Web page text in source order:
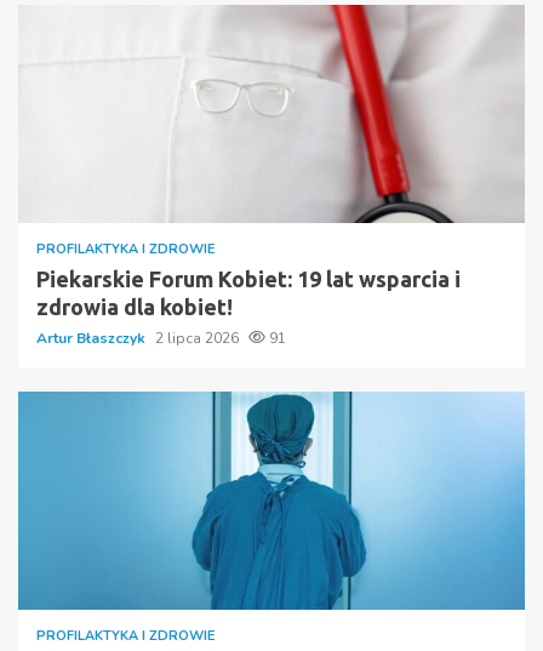
PROFILAKTYKA I ZDROWIE
Piekarskie Forum Kobiet: 19 lat wsparcia i
zdrowia dla kobiet!
Artur Błaszczyk 2 lipca 2026 91
PROFILAKTYKA I ZDROWIE